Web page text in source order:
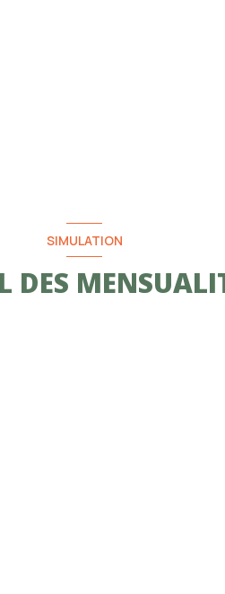
SIMULATION
DES